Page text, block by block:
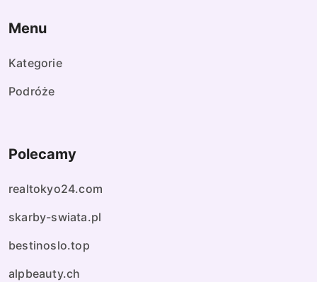
Menu
Kategorie
Podróże
Polecamy
realtokyo24.com
skarby-swiata.pl
bestinoslo.top
alpbeauty.ch